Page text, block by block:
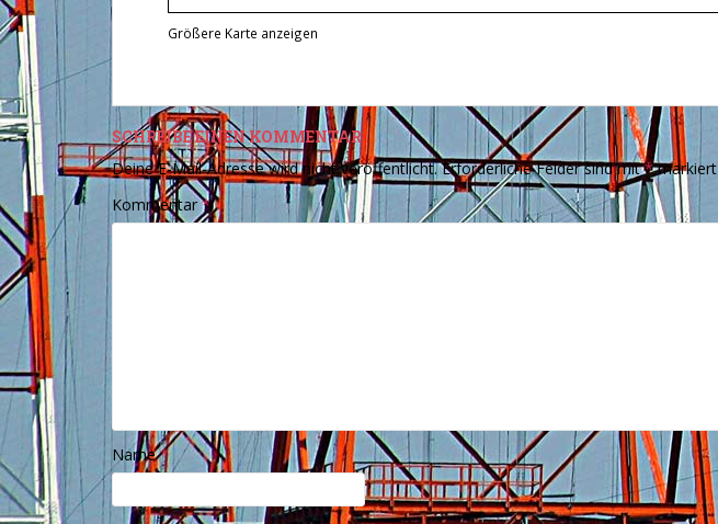
Größere Karte anzeigen
SCHREIBE EINEN KOMMENTAR
Deine E-Mail-Adresse wird nicht veröffentlicht. Erforderliche Felder sind mit*markiert
Kommentar*
Name*